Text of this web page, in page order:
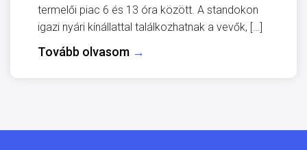
termelői piac 6 és 13 óra között. A standokon
igazi nyári kínállattal találkozhatnak a vevők, […]
Tovább olvasom →